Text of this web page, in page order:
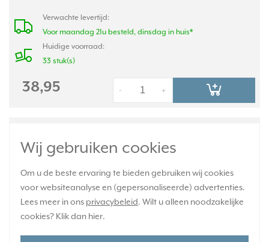
Wij gebruiken cookies
Om u de beste ervaring te bieden gebruiken wij cookies
voor websiteanalyse en (gepersonaliseerde) advertenties.
Lees meer in ons privacybeleid. Wilt u alleen noodzakelijke
cookies? Klik dan hier.
Verwachte levertijd:
Voor maandag 21u besteld, dinsdag in huis*
Huidige voorraad:
33 stuk(s)
38,95 +
-
AS500 alpine wit (AS 581 ANA WW)